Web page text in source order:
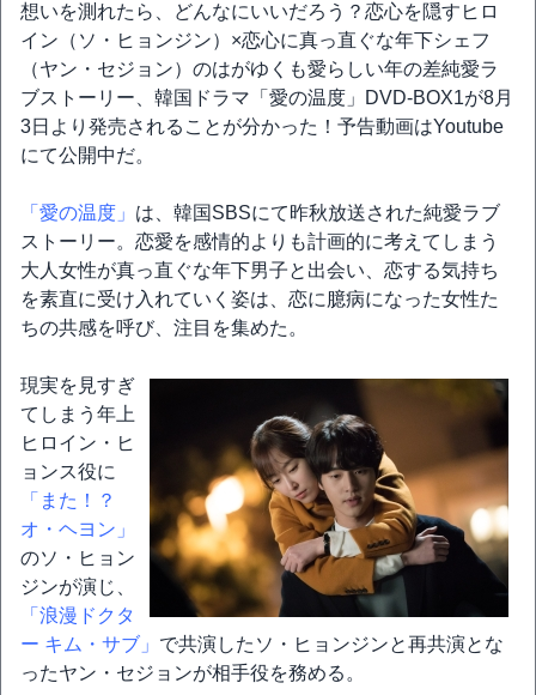
想いを測れたら、どんなにいいだろう？恋心を隠すヒロ
イン（ソ・ヒョンジン）×恋心に真っ直ぐな年下シェフ
（ヤン・セジョン）のはがゆくも愛らしい年の差純愛ラ
ブストーリー、韓国ドラマ「愛の温度」DVD-BOX1が8月
3日より発売されることが分かった！予告動画はYoutube
にて公開中だ。
「愛の温度」 は、韓国SBSにて昨秋放送された純愛ラブ
ストーリー。恋愛を感情的よりも計画的に考えてしまう
大人女性が真っ直ぐな年下男子と出会い、恋する気持ち
を素直に受け入れていく姿は、恋に臆病になった女性た
ちの共感を呼び、注目を集めた。
現実を見すぎ
てしまう年上
ヒロイン・ヒ
ョンス役に
「また！？
オ・ヘヨン」
のソ・ヒョン
ジンが演じ、
「浪漫ドクタ
ー キム・サブ」 で共演したソ・ヒョンジンと再共演とな
ったヤン・セジョンが相手役を務める。